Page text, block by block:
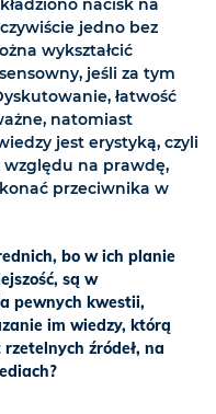
nacisk na
jedno bez
wykształcić
jeśli za tym
łatwość
natomiast
jest erystyką, czyli
na prawdę,
przeciwnika w
bo w ich planie
są w
pewnych kwestii,
im wiedzy, którą
źródeł, na